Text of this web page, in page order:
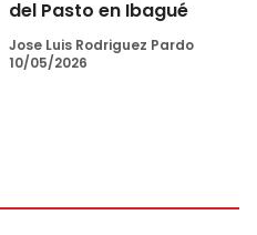
del Pasto en Ibagué
Jose Luis Rodriguez Pardo
10/05/2026